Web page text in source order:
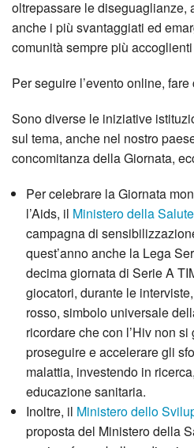
oltrepassare le diseguaglianze,
anche i più svantaggiati ed
comunità sempre più
Per seguire l’evento online, fare
Sono diverse le iniziative
sul tema, anche nel nostro
concomitanza della Giornata,
Per celebrare la Giornata
l’Aids, il Ministero della Salute
campagna di
quest’anno anche la Lega
decima giornata di Serie A
giocatori, durante le
rosso, simbolo universale
ricordare che con l’Hiv non
proseguire e accelerare gli
malattia, investendo in
educazione sanitaria.
Inoltre, il Ministero dello
proposta del Ministero della